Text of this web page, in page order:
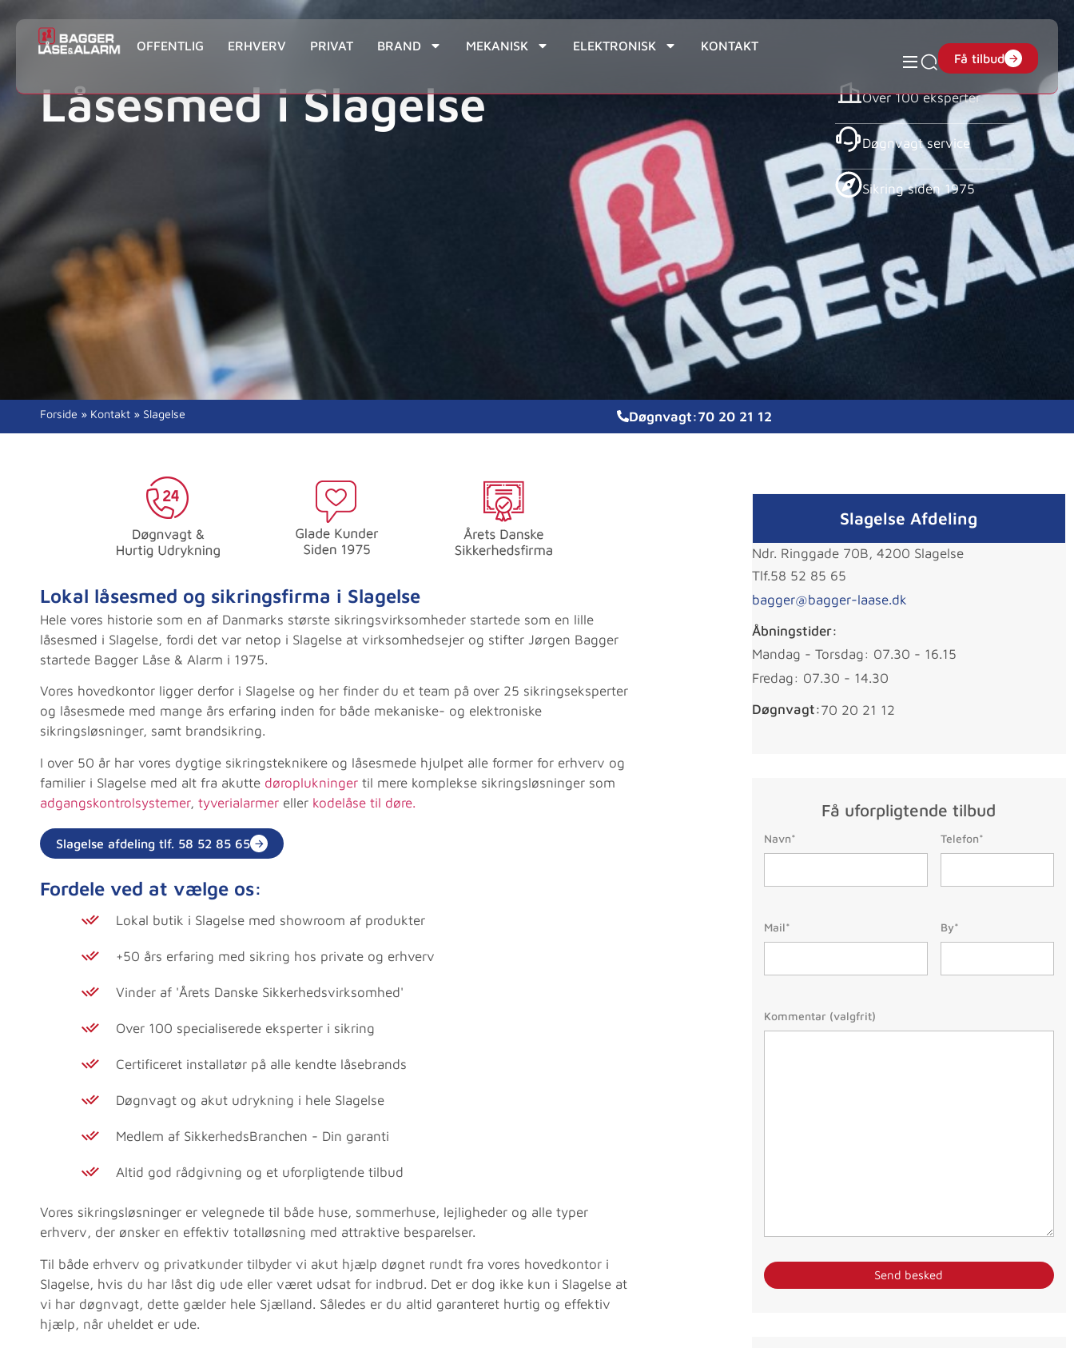
OFFENTLIG ERHVERV PRIVAT BRAND MEKANISK ELEKTRONISK
KONTAKT
Få tilbud
Låsesmed i Slagelse Over 100 eksperter
Døgnvagt service
Sikring siden 1975
Forside » Kontakt » Slagelse Døgnvagt:70 20 21 12
Lokal låsesmed og sikringsfirma i Slagelse
Hele vores historie som en af Danmarks største sikringsvirksomheder startede som en lille
låsesmed i Slagelse, fordi det var netop i Slagelse at virksomhedsejer og stifter Jørgen Bagger
startede Bagger Låse & Alarm i 1975.
Vores hovedkontor ligger derfor i Slagelse og her finder du et team på over 25 sikringseksperter
og låsesmede med mange års erfaring inden for både mekaniske- og elektroniske
sikringsløsninger, samt brandsikring.
I over 50 år har vores dygtige sikringsteknikere og låsesmede hjulpet alle former for erhverv og
familier i Slagelse med alt fra akutte døroplukninger til mere komplekse sikringsløsninger som
adgangskontrolsystemer, tyverialarmer eller kodelåse til døre.
Slagelse afdeling tlf. 58 52 85 65
Fordele ved at vælge os:
Lokal butik i Slagelse med showroom af produkter
+50 års erfaring med sikring hos private og erhverv
Vinder af 'Årets Danske Sikkerhedsvirksomhed'
Over 100 specialiserede eksperter i sikring
Certificeret installatør på alle kendte låsebrands
Døgnvagt og akut udrykning i hele Slagelse
Medlem af SikkerhedsBranchen - Din garanti
Altid god rådgivning og et uforpligtende tilbud
Vores sikringsløsninger er velegnede til både huse, sommerhuse, lejligheder og alle typer
erhverv, der ønsker en effektiv totalløsning med attraktive besparelser.
Til både erhverv og privatkunder tilbyder vi akut hjælp døgnet rundt fra vores hovedkontor i
Slagelse, hvis du har låst dig ude eller været udsat for indbrud. Det er dog ikke kun i Slagelse at
vi har døgnvagt, dette gælder hele Sjælland. Således er du altid garanteret hurtig og effektiv
hjælp, når uheldet er ude.
Slagelse Afdeling
Ndr. Ringgade 70B, 4200 Slagelse
Tlf.58 52 85 65
bagger@bagger-laase.dk
Åbningstider:
Mandag - Torsdag: 07.30 - 16.15
Fredag: 07.30 - 14.30
Døgnvagt:70 20 21 12
Få uforpligtende tilbud
Navn:
Navn*
Telefon:
(Påkrævet)
Telefon*
Mail:
(Påkrævet)
Mail* By/Postnr.
By*
Besked
Kommentar (valgfrit)